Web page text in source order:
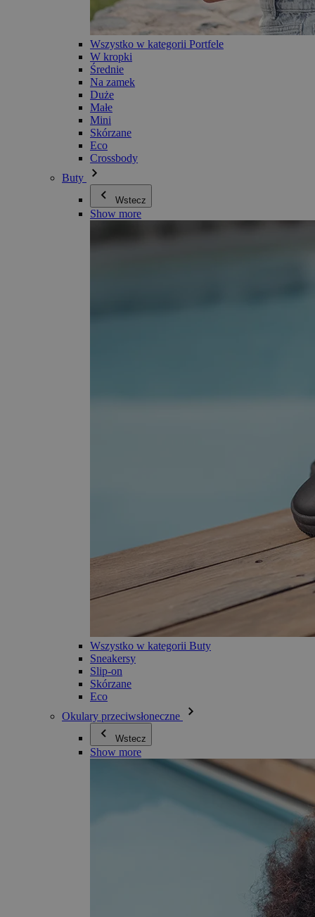
Wszystko w kategorii Portfele
W kropki
Średnie
Na zamek
Duże
Małe
Mini
Skórzane
Eco
Crossbody
Buty
Wstecz
Show more
Wszystko w kategorii Buty
Sneakersy
Slip-on
Skórzane
Eco
Okulary przeciwsłoneczne
Wstecz
Show more